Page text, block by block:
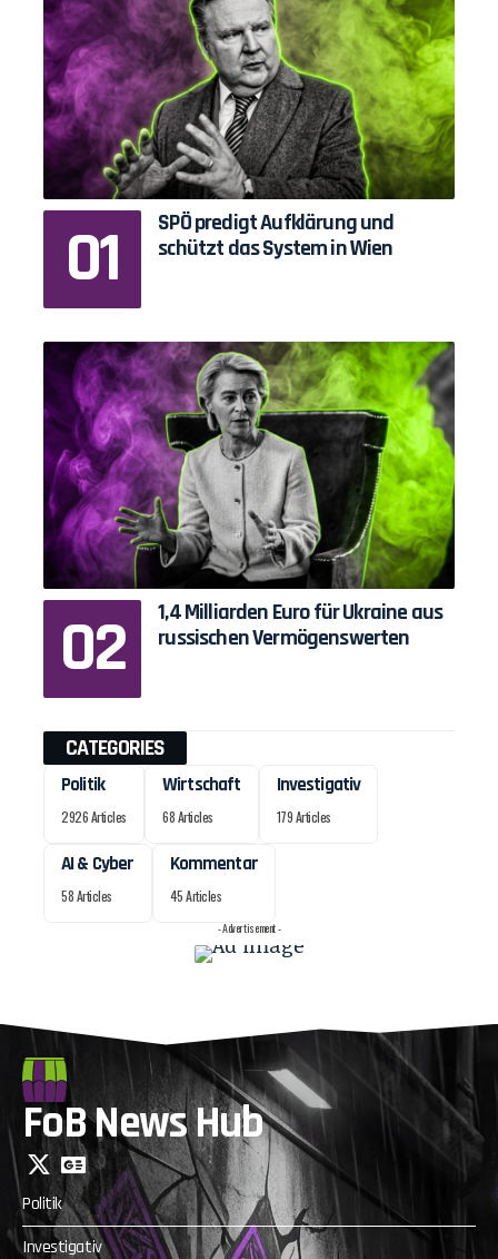
SPÖ predigt Aufklärung und
schützt das System in Wien
1,4 Milliarden Euro für Ukraine aus
russischen Vermögenswerten
CATEGORIES
Politik
2926 Articles
Wirtschaft
68 Articles
Investigativ
179 Articles
AI & Cyber
58 Articles
Kommentar
45 Articles
- Advertisement -
FoB News Hub
Politik
Investigativ